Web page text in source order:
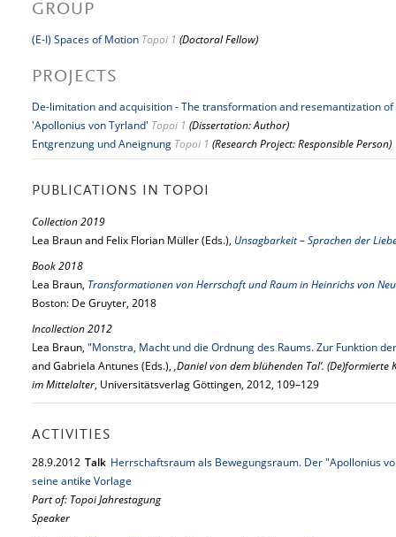
GROUP
(E-I) Spaces of Motion Topoi 1 (Doctoral Fellow)
PROJECTS
De-limitation and acquisition - The transformation and resemantization
'Apollonius von Tyrland' Topoi 1 (Dissertation: Author)
Entgrenzung und Aneignung Topoi 1 (Research Project: Responsible Person)
PUBLICATIONS IN TOPOI
Collection 2019
Lea Braun and Felix Florian Müller (Eds.), Unsagbarkeit – Sprachen der
Book 2018
Lea Braun, Transformationen von Herrschaft und Raum in Heinrichs von
Boston: De Gruyter, 2018
Incollection 2012
Lea Braun, "Monstra, Macht und die Ordnung des Raums. Zur Funktion
and Gabriela Antunes (Eds.), ‚Daniel von dem blühenden Tal’.
im Mittelalter, Universitätsverlag Göttingen, 2012, 109–129
ACTIVITIES
28.9.2012 Talk Herrschaftsraum als Bewegungsraum. Der "Apollonius
seine antike Vorlage
Part of: Topoi Jahrestagung
Speaker